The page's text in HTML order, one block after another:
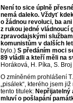
Není to sice úplně
nemá daleko. Vždyť
o žádnou revoluci, ba
z rukou jedné vládnoucí
zpravodajskými
komunistům v dalších
bylo.) S předáním moci
89 vládli a kteří měli na
Horáková, H. Píka, S.
O zmíněném prohlášení
„pisálek“, kterého jsem
tento titulek: Nepřijatelný
mluví o pošlapání